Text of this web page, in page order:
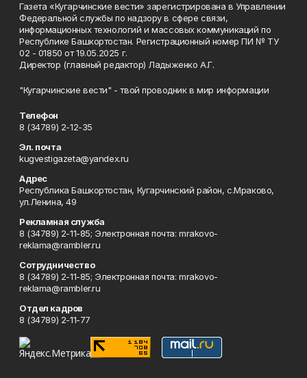
Газета «Кугарчинские вести» зарегистрирована в Управлении
Федеральной службы по надзору в сфере связи,
информационных технологий и массовых коммуникаций по
Республике Башкортостан. Регистрационный номер ПИ № ТУ
02 - 01850 от 19.05.2025 г.
Директор (главный редактор) Ладыженко А.Г.
"Кугарчинские вести" - твой проводник в мир информации
Телефон
8 (34789) 2-12-35
Эл. почта
kugvestigazeta@yandex.ru
Адрес
Республика Башкортостан, Кугарчинский район, с.Мраково,
ул.Ленина, 49
Рекламная служба
8 (34789) 2-11-85; Электронная почта: mrakovo-
reklama@rambler.ru
Сотрудничество
8 (34789) 2-11-85; Электронная почта: mrakovo-
reklama@rambler.ru
Отдел кадров
8 (34789) 2-11-77